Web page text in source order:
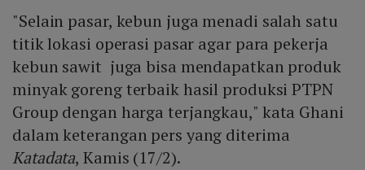
"Selain pasar, kebun juga menadi salah satu
titik lokasi operasi pasar agar para pekerja
kebun sawit juga bisa mendapatkan produk
minyak goreng terbaik hasil produksi PTPN
Group dengan harga terjangkau," kata Ghani
dalam keterangan pers yang diterima
Katadata, Kamis (17/2).